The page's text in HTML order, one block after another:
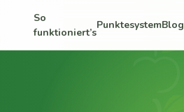
So
funktioniert’s
PunktesystemBlog